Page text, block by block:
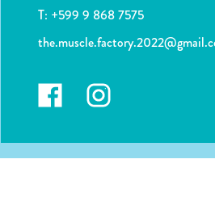
T: +599 9 868 7575